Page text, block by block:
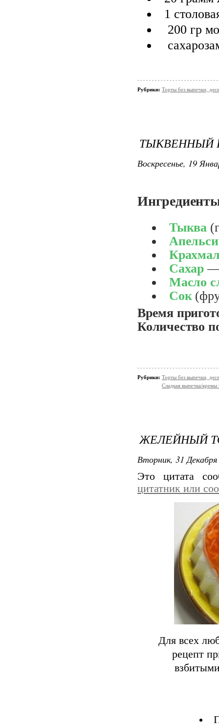
1
200 гр
Рубрики: Торты без выпечки,
ТЫКВЕННЫЙ
Воскресенье, 19
Тыква
Сахар
Масло
Сок
Время
Количество
Рубрики: Торты без выпечки,
Сладкая выпечка/кремы
ЖЕЛЕЙНЫЙ
Вторник, 31
Это цитата
цитатник или
Для всех
рецепт